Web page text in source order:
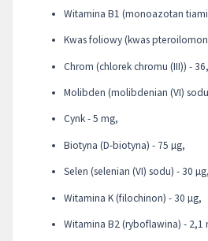
Witamina B1 (monoazotan
Kwas foliowy (kwas
Chrom (chlorek chromu (III)) -
Molibden (molibdenian (VI)
Cynk - 5 mg,
Biotyna (D-biotyna) - 75 µg,
Selen (selenian (VI) sodu) - 30 µg,
Witamina K (filochinon) - 30 µg,
Witamina B2 (ryboflawina) - 2,1